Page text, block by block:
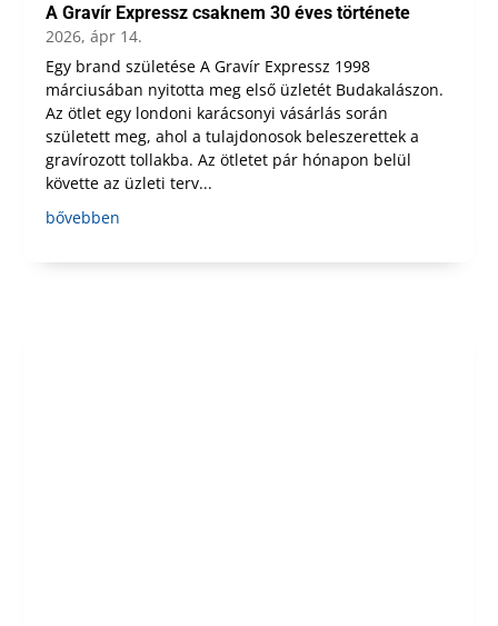
A Gravír Expressz csaknem 30 éves története
2026, ápr 14.
Egy brand születése A Gravír Expressz 1998
márciusában nyitotta meg első üzletét Budakalászon.
Az ötlet egy londoni karácsonyi vásárlás során
született meg, ahol a tulajdonosok beleszerettek a
gravírozott tollakba. Az ötletet pár hónapon belül
követte az üzleti terv...
bővebben